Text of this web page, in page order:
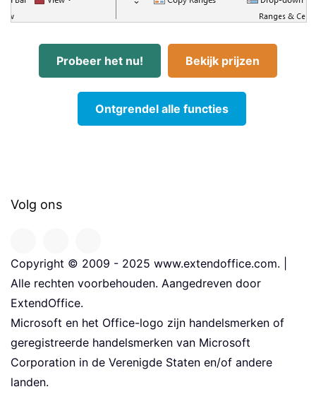
Probeer het nu! Bekijk prijzen
Ontgrendel alle functies
Volg ons
Copyright © 2009 - 2025 www.extendoffice.com. |
Alle rechten voorbehouden. Aangedreven door
ExtendOffice.
Microsoft en het Office-logo zijn handelsmerken of
geregistreerde handelsmerken van Microsoft
Corporation in de Verenigde Staten en/of andere
landen.